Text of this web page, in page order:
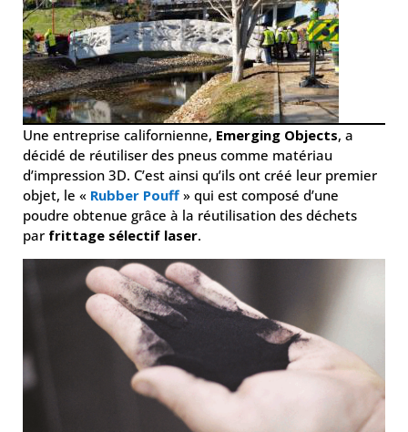
Une entreprise californienne, Emerging Objects, a
décidé de réutiliser des pneus comme matériau
d’impression 3D. C’est ainsi qu’ils ont créé leur premier
objet, le « Rubber Pouff » qui est composé d’une
poudre obtenue grâce à la réutilisation des déchets
par frittage sélectif laser.